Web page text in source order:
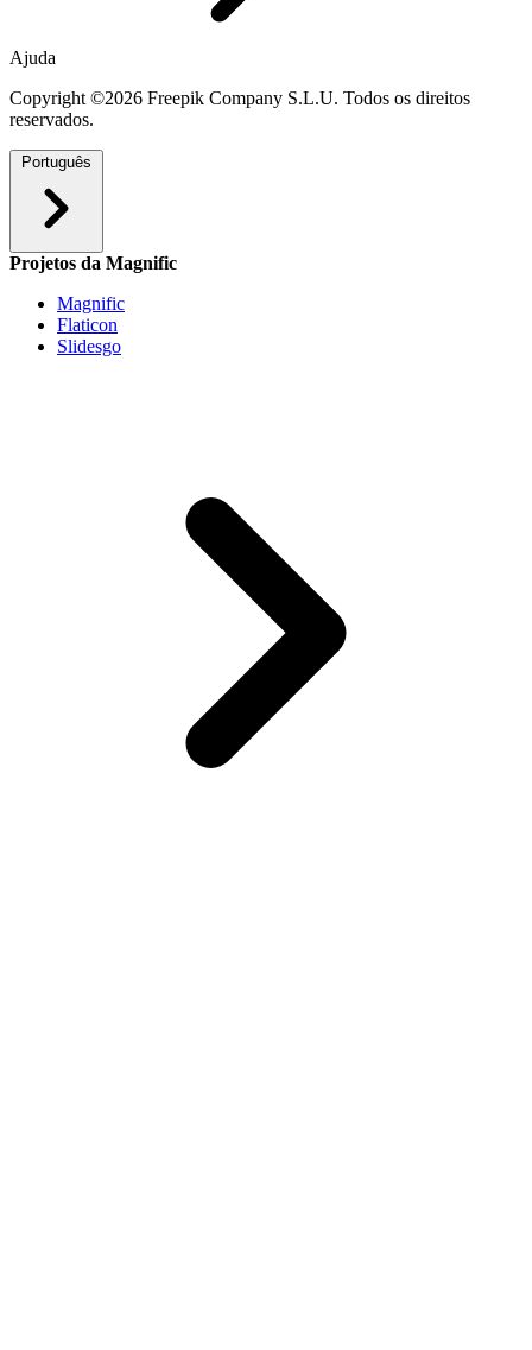
Ajuda
Copyright ©2026 Freepik Company S.L.U. Todos os direitos
reservados.
Português
Projetos da Magnific
Magnific
Flaticon
Slidesgo